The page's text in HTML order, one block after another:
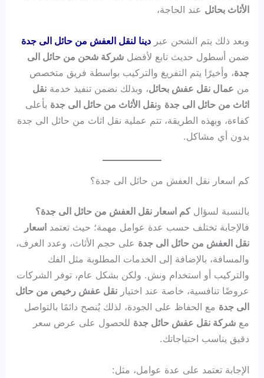
الأثاث بحائل عند الحاجة،
وبعد ذلك يتم الشحن عبردينا لنقل العفش من حائل الى جدة
ضمن أسطول حديث تابع لأفضلشركة شحن من حائل الى
جدة، وأخيرًا يتم التفريغ والتركيب بواسطة فريق متخصص
من عمال نقل عفش بحائل، وبذلك نضمن تنفيذ خدمةنقل
اثاث من حائل الى جدة ونقل الأثاث من حائل الى جدة بأعلى
كفاءة، وبهذه الطريقة، تتم عملية نقل اثاث من حائل الى جدة
بدون أي مشاكل.
كم اسعار نقل العفش من حائل الى جدة؟
بالنسبة لسؤالكم اسعار نقل العفش من حائل الى جدة؟
فالإجابة تختلف حسب عدة عوامل مهمة؛ حيث تعتمداسعار
نقل العفش من حائل الى جدة على حجم الأثاث، وعدد الغرف،
والمسافة، بالإضافة إلى الخدمات المطلوبة مثل الفك
والتركيب أو استخدام ونش. ولكن بشكل عام، توفر الشركات
عروضًا تنافسية، خاصة عند اختيارنقل عفش رخيص من حائل
الى جدة مع الحفاظ على الجودة، لذلك يُنصح دائمًا بالتواصل
معشركة نقل عفش حائل جدة للحصول على عرض سعر
دقيق يناسب احتياجاتك.
الإجابة تعتمد على عدة عوامل، مثل: